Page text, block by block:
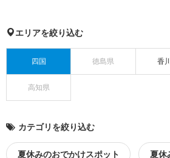
エリアを絞り込む
四国 徳島県 香
高知県
カテゴリを絞り込む
夏休みのおでかけスポット 夏休